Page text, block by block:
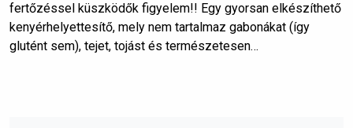
fertőzéssel küszködők figyelem!! Egy gyorsan elkészíthető
kenyérhelyettesítő, mely nem tartalmaz gabonákat (így
glutént sem), tejet, tojást és természetesen…